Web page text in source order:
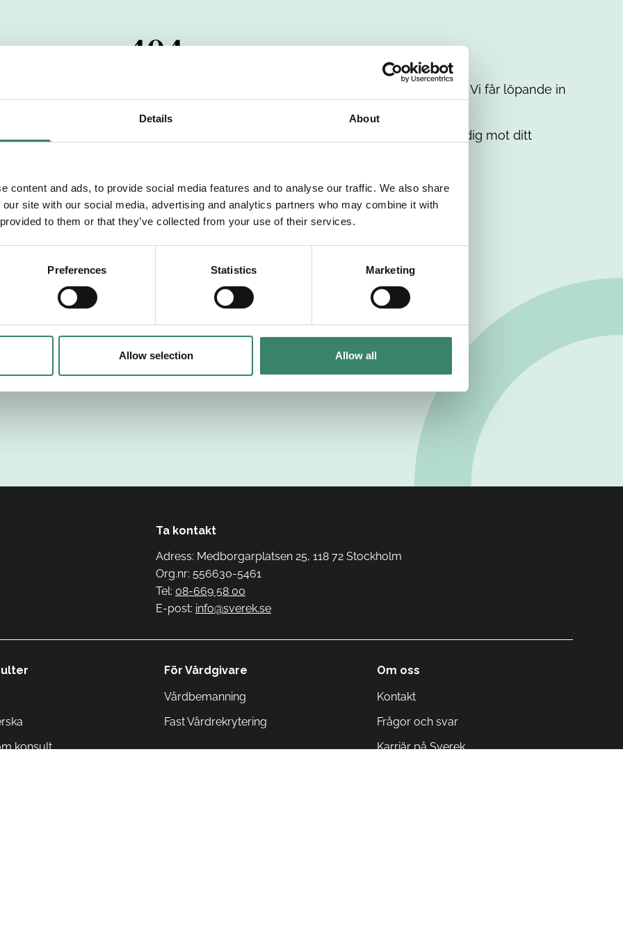
Details About
content and ads, to provide social media features and to analyse our traffic. We also share
site with our social media, advertising and analytics partners who may combine it with
to them or that they’ve collected from your use of their services.
Preferences Statistics Marketing
Allow selection Allow all
404
har passerats. Vi uppskattar verkligen ditt intresse. Misströsta inte. Vi får löpande in
dig med mer information om våra aktuella uppdrag. Tillsammans matchar vi dig mot ditt
Tillbaka till Sverek
Ta kontakt
Adress: Medborgarplatsen 25, 118 72 Stockholm
Org.nr: 556630-5461
Tel: 08-669 58 00
E-post: info@sverek.se
konsult
För Vårdgivare
Vårdbemanning
Fast Vårdrekrytering
Om oss
Kontakt
Frågor och svar
Karriär på Sverek